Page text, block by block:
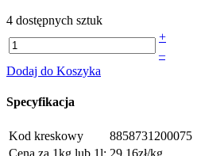
4 dostępnych sztuk
+
–
Dodaj do Koszyka
Specyfikacja
Kod kreskowy
8858731200075
Cena za 1kg lub 1l: 29,16zł/kg